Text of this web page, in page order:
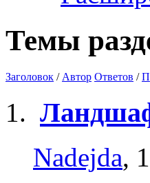
Темы
Заголовок / Автор Ответов /
Nadejda,